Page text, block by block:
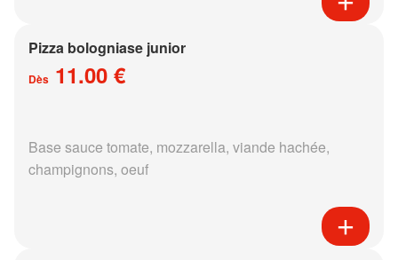
Pizza bologniase junior
Dès 11.00 €
Base sauce tomate, mozzarella, viande hachée,
champignons, oeuf